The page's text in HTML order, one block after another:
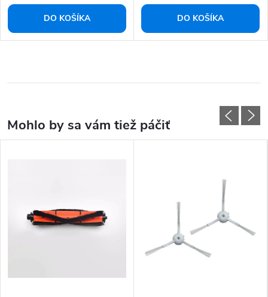
DO KOŠÍKA DO KOŠÍKA